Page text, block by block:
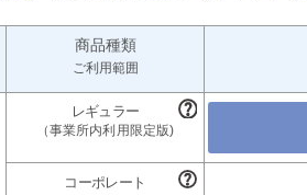
商品種類
ご利用範囲